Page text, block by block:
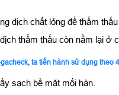
dịch chất lỏng để thẩm
thẩm thấu còn nằm lại ở
ta tiến hành sử dụng theo
sạch bề mặt mối hàn.